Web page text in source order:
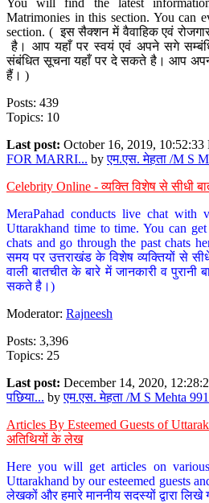
Matrimonies in this section. You can
section. ( इस सैक्शन में वैवाहिक एवं
है। आप यहाँ पर स्वयं एवं अपने सगे
संबंधित सूचना यहाँ पर दे सकते है। आप
हैं। )
Posts: 439
Topics: 10
Last post: October 16, 2019, 10:52:33
FOR MARRI... byएम.एस. मेहता /M S
Celebrity Online - व्यक्ति विशेष से सीधी
MeraPahad conducts live chat with
Uttarakhand time to time. You can
chats and go through the past chats
समय पर उत्तराखंड के विशेष व्यक्तियों से
वाली बातचीत के बारे में जानकारी व
सकते है।)
Moderator: Rajneesh
Posts: 3,396
Topics: 25
Last post: December 14, 2020,
पछिया... byएम.एस. मेहता /M S Mehta
Articles By Esteemed Guests of
अतिथियों के लेख
Here you will get articles on
Uttarakhand by our esteemed guests
लेखकों और हमारे माननीय सदस्यों द्वारा